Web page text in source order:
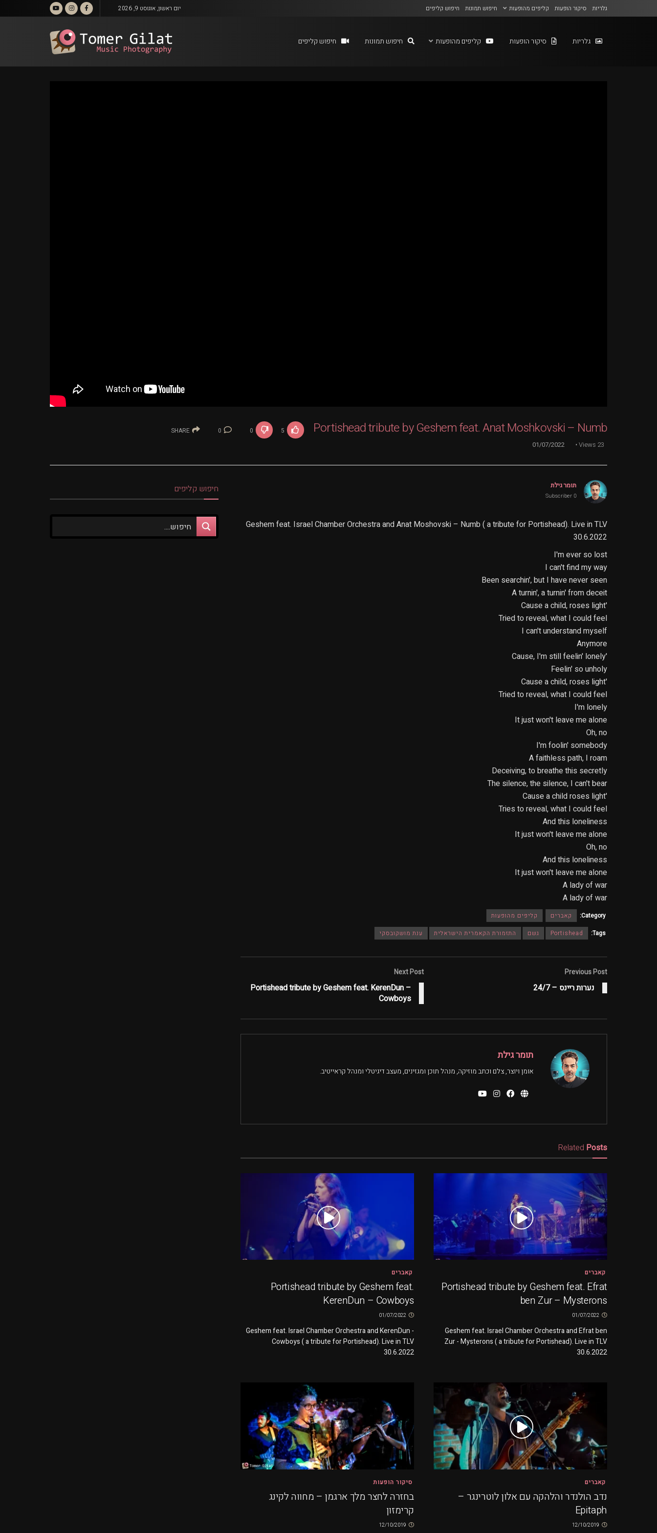
גלריות סיקור הופעות קליפים מהופעות חיפוש תמונות חיפוש קליפים יום ראשון, אוגוסט 9, 2026
גלריות סיקור הופעות קליפים מהופעות חיפוש תמונות חיפוש קליפים
Portishead tribute by Geshem feat. Anat Moshkovski – Numb
23
Views
01/07/2022
5
0
SHARE
תומר גילת
0 Subscriber
Geshem feat. Israel Chamber Orchestra and Anat Moshovski – Numb ( a tribute for Portishead). Live in TLV
30.6.2022
I'm ever so lost
I can't find my way
Been searchin', but I have never seen
A turnin', a turnin' from deceit
'Cause a child, roses light
Tried to reveal, what I could feel
I can't understand myself
Anymore
'Cause, I'm still feelin' lonely
Feelin' so unholy
'Cause a child, roses light
Tried to reveal, what I could feel
I'm lonely
It just won't leave me alone
Oh, no
I'm foolin' somebody
A faithless path, I roam
Deceiving, to breathe this secretly
The silence, the silence, I can't bear
'Cause a child roses light
Tries to reveal, what I could feel
And this loneliness
It just won't leave me alone
Oh, no
And this loneliness
It just won't leave me alone
A lady of war
A lady of war
Category: קאברים
קליפים מהופעות
Tags:
Portishead גשם התזמורת הקאמרית הישראלית ענת מושקובסקי
Previous Post
נערות ריינס – 24/7
Next Post
Portishead tribute by Geshem feat. KerenDun –
Cowboys
תומר גילת
אומן ויוצר, צלם וכתב מוזיקה, מנהל תוכן ומגזינים, מעצב דיגיטלי ומנהל קראייטיב.
Related Posts
קאברים
Portishead tribute by Geshem feat. Efrat
ben Zur – Mysterons
Geshem feat. Israel Chamber Orchestra and Efrat ben
Zur - Mysterons ( a tribute for Portishead). Live in TLV
30.6.2022
קאברים
Portishead tribute by Geshem feat.
KerenDun – Cowboys
Geshem feat. Israel Chamber Orchestra and KerenDun -
Cowboys ( a tribute for Portishead). Live in TLV
30.6.2022
קאברים
נדב הולנדר והלהקה עם אלון לוטרינגר –
Epitaph
סיקור הופעות
בחזרה לחצר מלך ארגמן – מחווה לקינג
קרימזון
חיפוש קליפים